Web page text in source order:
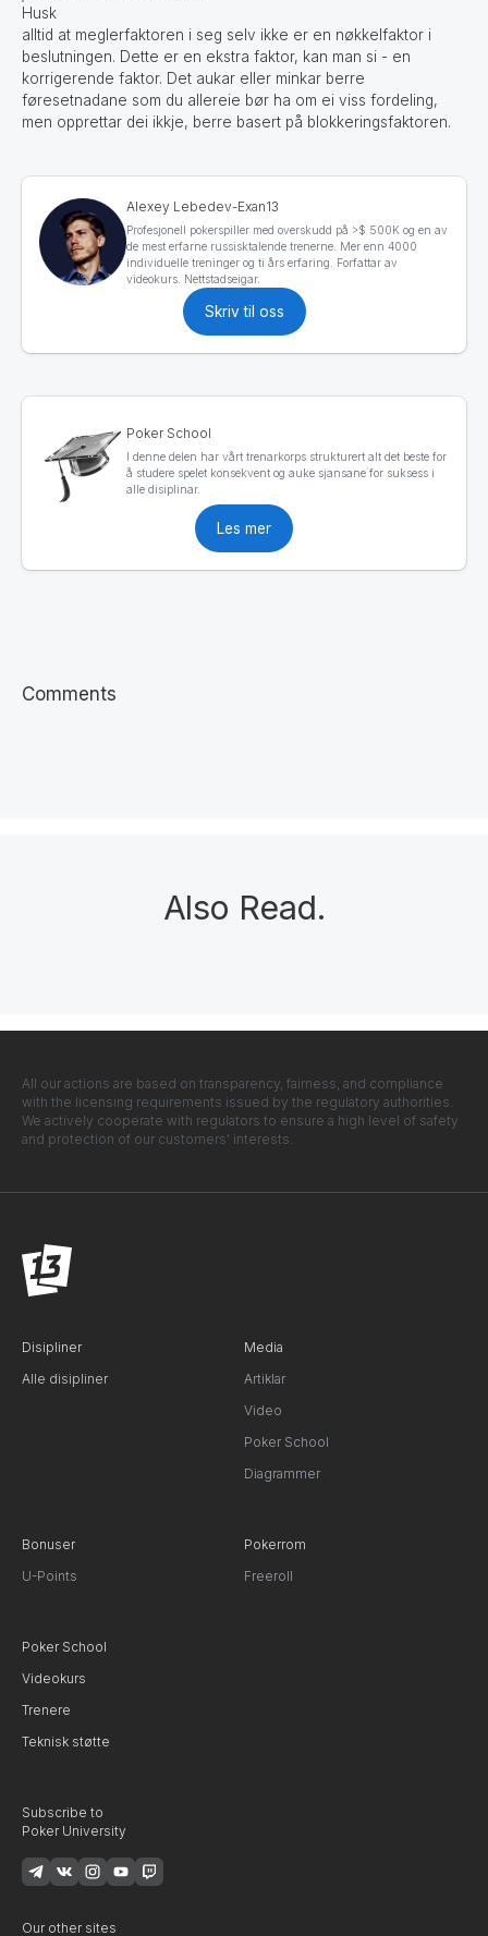
Husk
alltid at meglerfaktoren i seg selv ikke er en nøkkelfaktor i
beslutningen. Dette er en ekstra faktor, kan man si - en
korrigerende faktor. Det aukar eller minkar berre
føresetnadane som du allereie bør ha om ei viss fordeling,
men opprettar dei ikkje, berre basert på blokkeringsfaktoren.
Alexey Lebedev-Exan13
Profesjonell pokerspiller med overskudd på >$ 500K og en av
de mest erfarne russisktalende trenerne. Mer enn 4000
individuelle treninger og ti års erfaring. Forfattar av
videokurs. Nettstadseigar.
Skriv til oss
Poker School
I denne delen har vårt trenarkorps strukturert alt det beste for
å studere spelet konsekvent og auke sjansane for suksess i
alle disiplinar.
Les mer
Comments
Also Read.
All our actions are based on transparency, fairness, and compliance
with the licensing requirements issued by the regulatory authorities.
We actively cooperate with regulators to ensure a high level of safety
and protection of our customers' interests.
Disipliner
Alle disipliner
Media
Artiklar
Video
Poker School
Diagrammer
Bonuser
U-Points
Pokerrom
Freeroll
Poker School
Videokurs
Trenere
Teknisk støtte
Subscribe to
Poker University
Our other sites